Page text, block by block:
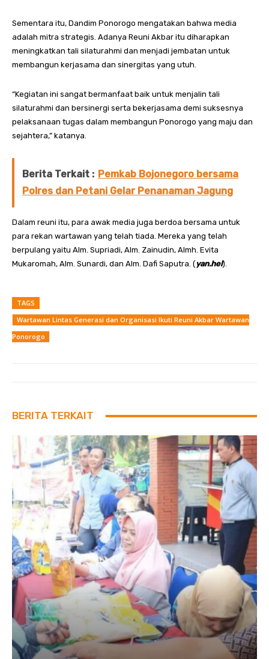
Sementara itu, Dandim Ponorogo mengatakan bahwa media
adalah mitra strategis. Adanya Reuni Akbar itu diharapkan
meningkatkan tali silaturahmi dan menjadi jembatan untuk
membangun kerjasama dan sinergitas yang utuh.
“Kegiatan ini sangat bermanfaat baik untuk menjalin tali
silaturahmi dan bersinergi serta bekerjasama demi suksesnya
pelaksanaan tugas dalam membangun Ponorogo yang maju dan
sejahtera,” katanya.
Berita Terkait : Pemkab Bojonegoro bersama
Polres dan Petani Gelar Penanaman Jagung
Dalam reuni itu, para awak media juga berdoa bersama untuk
para rekan wartawan yang telah tiada. Mereka yang telah
berpulang yaitu Alm. Supriadi, Alm. Zainudin, Almh. Evita
Mukaromah, Alm. Sunardi, dan Alm. Dafi Saputra. (yan.hel).
TAGS
Wartawan Lintas Generasi dan Organisasi Ikuti Reuni Akbar Wartawan
Ponorogo
BERITA TERKAIT